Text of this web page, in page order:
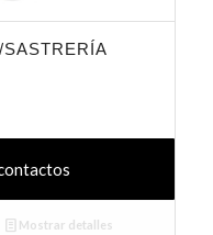
Mostrar detalles